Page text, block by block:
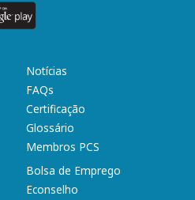
Notícias
FAQs
Certificação
Glossário
Membros PCS
Bolsa de Emprego
Econselho